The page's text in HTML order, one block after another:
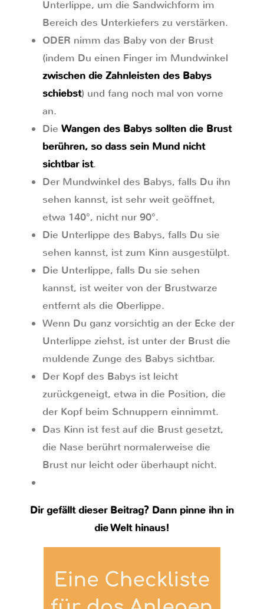
Unterlippe, um die Sandwichform im
Bereich des Unterkiefers zu verstärken.
ODER nimm das Baby von der Brust
(indem Du einen Finger im Mundwinkel
zwischen die Zahnleisten des Babys
schiebst) und fang noch mal von vorne
an.
Die Wangen des Babys sollten die Brust
berühren, so dass sein Mund nicht
sichtbar ist.
Der Mundwinkel des Babys, falls Du ihn
sehen kannst, ist sehr weit geöffnet,
etwa 140°, nicht nur 90°.
Die Unterlippe des Babys, falls Du sie
sehen kannst, ist zum Kinn ausgestülpt.
Die Unterlippe, falls Du sie sehen
kannst, ist weiter von der Brustwarze
entfernt als die Oberlippe.
Wenn Du ganz vorsichtig an der Ecke der
Unterlippe ziehst, ist unter der Brust die
muldende Zunge des Babys sichtbar.
Der Kopf des Babys ist leicht
zurückgeneigt, etwa in die Position, die
der Kopf beim Schnuppern einnimmt.
Das Kinn ist fest auf die Brust gesetzt,
die Nase berührt normalerweise die
Brust nur leicht oder überhaupt nicht.
Dir gefällt dieser Beitrag? Dann pinne ihn in
die Welt hinaus!